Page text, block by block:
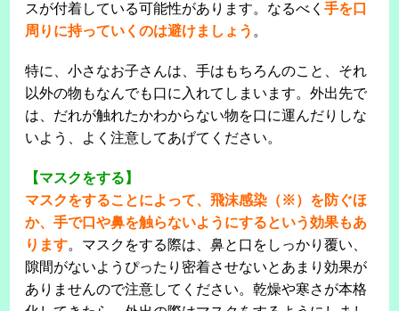
スが付着している可能性があります。なるべく手を口
周りに持っていくのは避けましょう 。
特に、小さなお子さんは、手はもちろんのこと、それ
以外の物もなんでも口に入れてしまいます。外出先で
は、だれが触れたかわからない物を口に運んだりしな
いよう、よく注意してあげてください。
【マスクをする】
マスクをすることによって、飛沫感染（※）を防ぐほ
か、手で口や鼻を触らないようにするという効果もあ
ります。マスクをする際は、鼻と口をしっかり覆い、
隙間がないようぴったり密着させないとあまり効果が
ありませんので注意してください。乾燥や寒さが本格